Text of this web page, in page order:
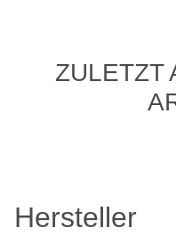
ZULETZT
Hersteller